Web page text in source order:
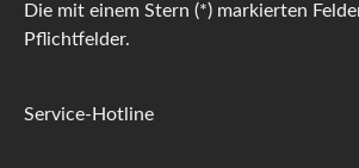
Die mit einem Stern (*) markierten
Pflichtfelder.
Service-Hotline